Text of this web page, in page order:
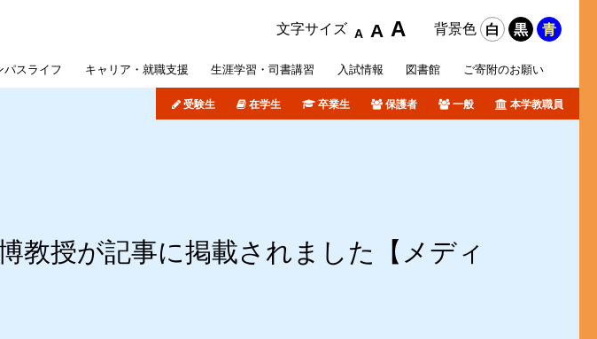
文字サイズ A A A 背景色 白 黒 青
パスライフ キャリア・ 就職支援 生涯学習・司書講習 入試情報 図書館 ご寄附のお願い
インターネット出願 公式SNS
受験生 在学生 卒業生 保護者 一般 本学教職員
教授が記事に掲載されました【メディ